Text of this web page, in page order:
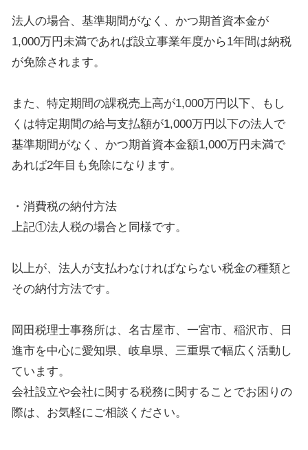
法人の場合、基準期間がなく、かつ期首資本金が
1,000万円未満であれば設立事業年度から1年間は納税
が免除されます。
また、特定期間の課税売上高が1,000万円以下、もし
くは特定期間の給与支払額が1,000万円以下の法人で
基準期間がなく、かつ期首資本金額1,000万円未満で
あれば2年目も免除になります。
・消費税の納付方法
上記①法人税の場合と同様です。
以上が、法人が支払わなければならない税金の種類と
その納付方法です。
岡田税理士事務所は、名古屋市、一宮市、稲沢市、日
進市を中心に愛知県、岐阜県、三重県で幅広く活動し
ています。
会社設立や会社に関する税務に関することでお困りの
際は、お気軽にご相談ください。